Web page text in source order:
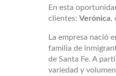
En esta
clientes:Verónica,
La empresa nació
familia de
de Santa Fe. A
variedad y